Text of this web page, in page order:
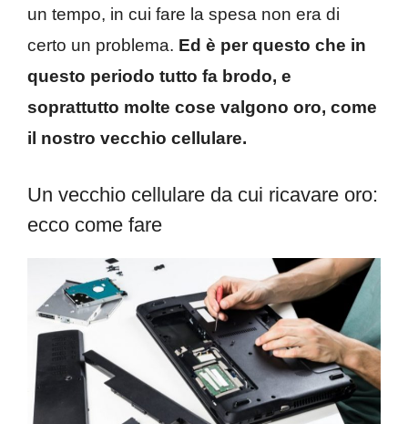
un tempo, in cui fare la spesa non era di
certo un problema. Ed è per questo che in
questo periodo tutto fa brodo, e
soprattutto molte cose valgono oro, come
il nostro vecchio cellulare.
Un vecchio cellulare da cui ricavare oro:
ecco come fare